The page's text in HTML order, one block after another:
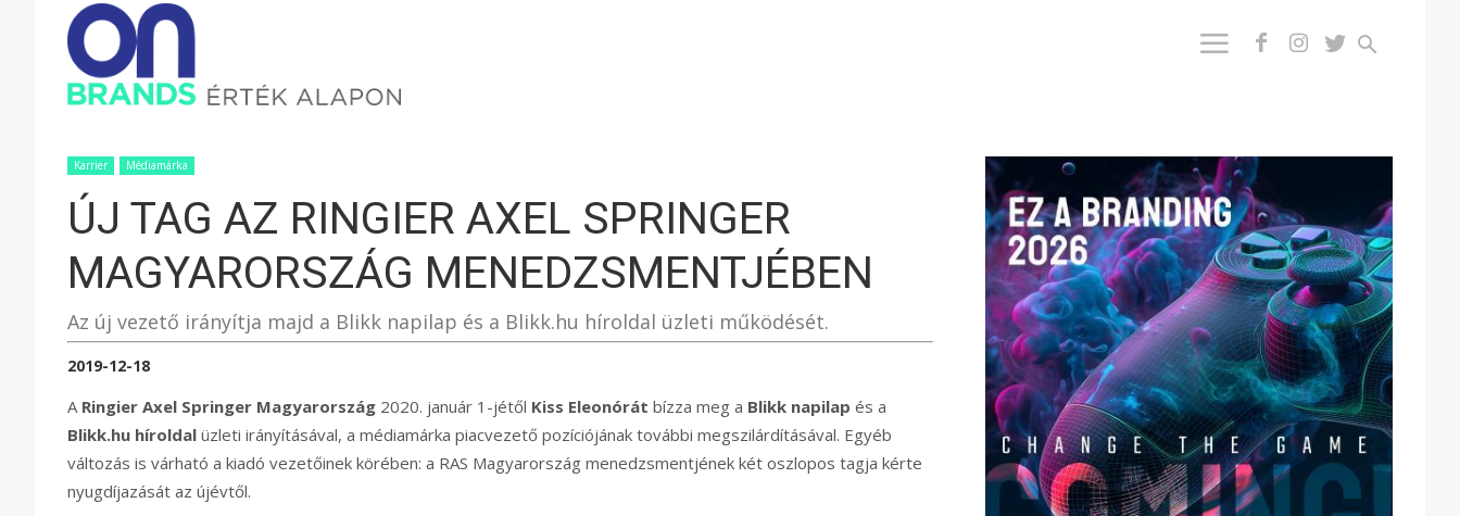
ÉRTÉK
Karrier Médiamárka
ÚJ TAG AZ RINGIER AXEL SPRINGER
MAGYARORSZÁG MENEDZSMENTJÉBEN
Az új vezető irányítja majd a Blikk napilap és a Blikk.hu híroldal üzleti működését.
2019-12-18
A Ringier Axel Springer Magyarország 2020. január 1-jétől Kiss Eleonórát bízza meg a Blikk napilap és a
Blikk.hu híroldal üzleti irányításával, a médiamárka piacvezető pozíciójának további megszilárdításával. Egyéb
változás is várható a kiadó vezetőinek körében: a RAS Magyarország menedzsmentjének két oszlopos tagja kérte
nyugdíjazását az újévtől.